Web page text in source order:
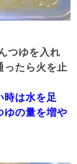
つゆを入れ
ったら火を止
時は水を足
ゆの量を増や